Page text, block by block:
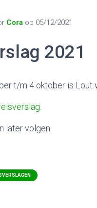
Cora op 05/12/2021
2021
t/m 4 oktober is Lout
later volgen.